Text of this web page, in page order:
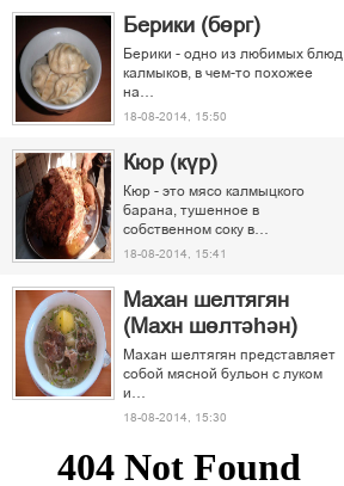
Берики (бөрг)
Берики - одно из любимых блюд
калмыков, в чем-то похожее
на…
18-08-2014, 15:50
Кюр (күр)
Кюр - это мясо калмыцкого
барана, тушенное в
собственном соку в…
18-08-2014, 15:41
Махан шелтягян
(Махн шөлтәһән)
Махан шелтягян представляет
собой мясной бульон с луком
и…
18-08-2014, 15:30